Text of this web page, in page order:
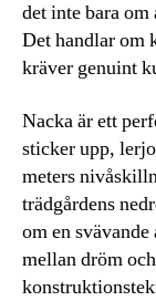
det inte bara
Det handlar om
kräver genuint
Nacka är ett
sticker upp,
meters
trädgårdens
om en
mellan dröm